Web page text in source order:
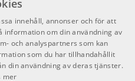
11950 kr/st
Varumärken
GDPR & Cookies
Kontakt
SWEDISH
ENGLISH
innehåll, annonser och för att
information om din användning av
och analyspartners som kan
som du har tillhandahållit
din användning av deras tjänster.
mer